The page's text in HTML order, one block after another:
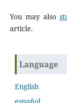
You may also
article.
Language
English